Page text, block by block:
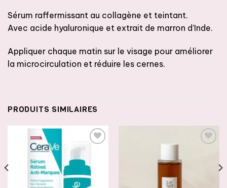
Sérum raffermissant au collagène et teintant.
Avec acide hyaluronique et extrait de marron d’Inde.
Appliquer chaque matin sur le visage pour améliorer
la microcirculation et réduire les cernes.
PRODUITS SIMILAIRES
AJOUTER
À LA